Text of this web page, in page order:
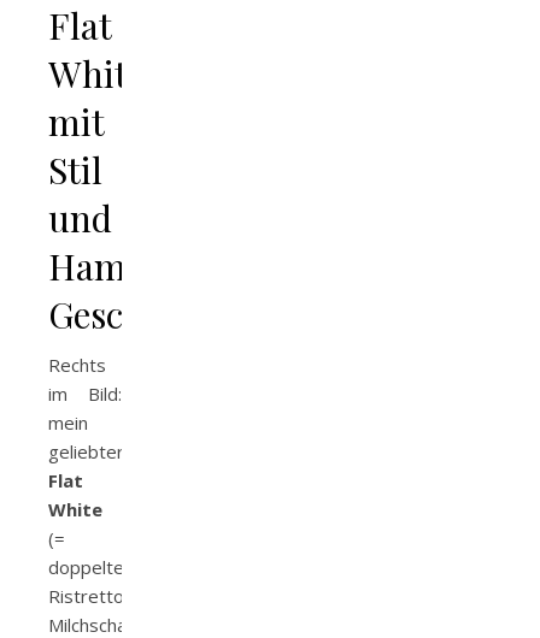
Flat
White
mit
Stil
und
Hammer-
Geschmack
Rechts
im Bild:
mein
geliebter
Flat
White
(=
doppelter
Ristretto,
Milchschaum,